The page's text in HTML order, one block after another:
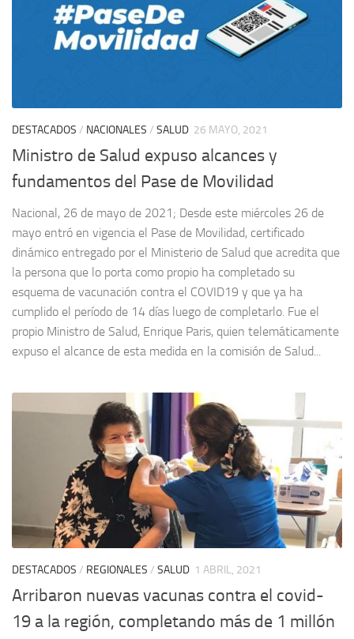
DESTACADOS / NACIONALES / SALUD 26 MAYO, 2021
Ministro de Salud expuso alcances y
fundamentos del Pase de Movilidad
Nacional, 26 de mayo de 2021; Desde este miércoles 26 de
mayo entró en vigencia el Pase de Movilidad, certificado
dinámico entregado por el Ministerio de Salud que acredita que
la persona que lo porta como propio ha completado su
esquema de vacunación contra el COVID19 y que ya ha
cumplido el período de 14 días luego de completarlo. Fue el
propio Ministro de Salud, Enrique Paris, quien telemáticamente
expuso el alcance de esta medida en la comisión de Salud...
DESTACADOS / REGIONALES / SALUD 1 ABRIL, 2021
Arribaron nuevas vacunas contra el covid-
19 a la región, completando más de 1 millón